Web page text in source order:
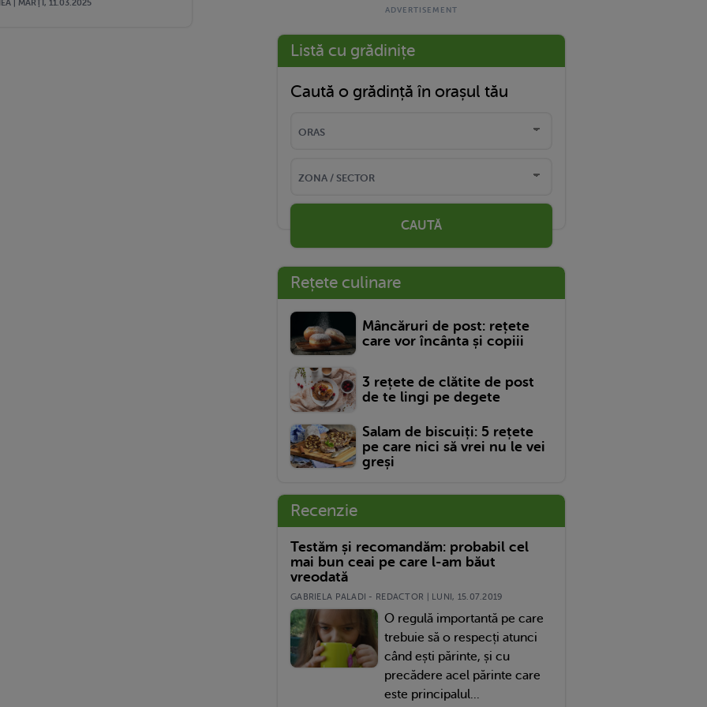
| MARŢI, 11.03.2025
Listă cu grădinițe
Caută o grădință în orașul tău
CAUTĂ
Rețete culinare
Mâncăruri de post: rețete
care vor încânta și copiii
3 rețete de clătite de post
de te lingi pe degete
Salam de biscuiți: 5 rețete
pe care nici să vrei nu le vei
greși
Recenzie
Testăm și recomandăm: probabil cel
mai bun ceai pe care l-am băut
vreodată
GABRIELA PALADI - REDACTOR | LUNI, 15.07.2019
O regulă importantă pe care
trebuie să o respecți atunci
când ești părinte, și cu
precădere acel părinte care
este principalul...